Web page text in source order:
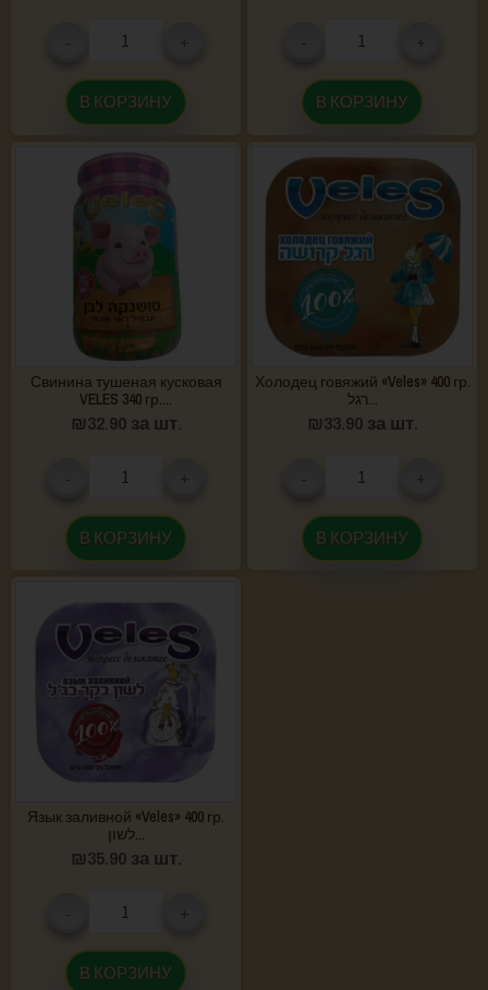
В КОРЗИНУ В КОРЗИНУ
Свинина тушеная кусковая
VELES 340 гр....
₪32.90 за шт.
В КОРЗИНУ
Холодец говяжий «Veles» 400 гр.
₪33.90 за шт.
В КОРЗИНУ
Язык заливной «Veles» 400 гр.
לשון...
₪35.90 за шт.
В КОРЗИНУ